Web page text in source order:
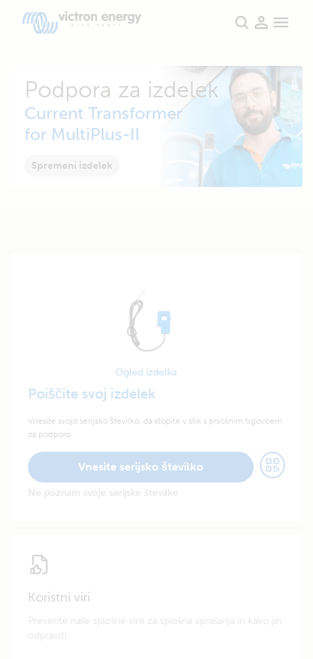
Podpora za izdelek
Current Transformer
for MultiPlus-II
Spremeni izdelek
Ogled izdelka
Poiščite svoj izdelek
Vnesite svojo serijsko številko, da stopite v stik s prvotnim trgovcem
za podporo.
Vnesite serijsko številko
Ne poznam svoje serijske številke
Koristni viri
Preverite naše splošne vire za splošna vprašanja in kako jih
odpraviti.